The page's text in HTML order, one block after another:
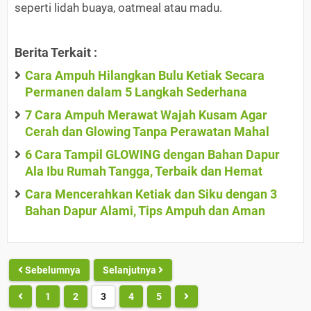
seperti lidah buaya, oatmeal atau madu.
Berita Terkait :
Cara Ampuh Hilangkan Bulu Ketiak Secara
Permanen dalam 5 Langkah Sederhana
7 Cara Ampuh Merawat Wajah Kusam Agar
Cerah dan Glowing Tanpa Perawatan Mahal
6 Cara Tampil GLOWING dengan Bahan Dapur
Ala Ibu Rumah Tangga, Terbaik dan Hemat
Cara Mencerahkan Ketiak dan Siku dengan 3
Bahan Dapur Alami, Tips Ampuh dan Aman
Sebelumnya Selanjutnya
1 2 3 4 5